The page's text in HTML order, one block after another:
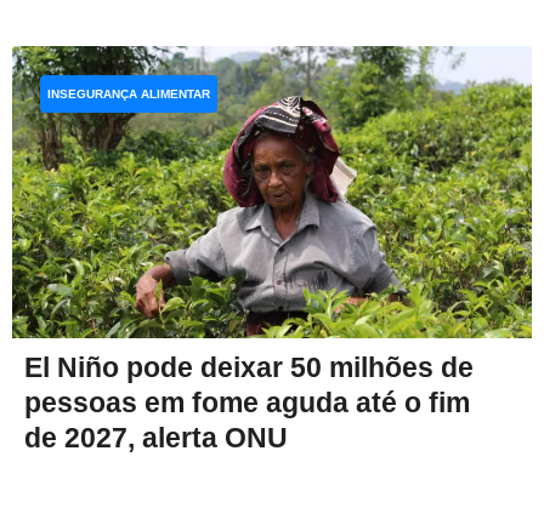
El Niño pode deixar 50 milhões de
pessoas em fome aguda até o fim
de 2027, alerta ONU
INSEGURANÇA ALIMENTAR